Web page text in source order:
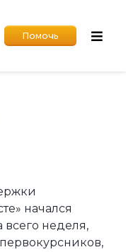
Помочь
начался
неделя,